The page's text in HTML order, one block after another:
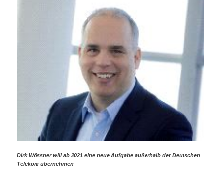
Dirk Wössner will ab 2021 eine neue Aufgabe außerhalb der Deutschen
Telekom übernehmen.